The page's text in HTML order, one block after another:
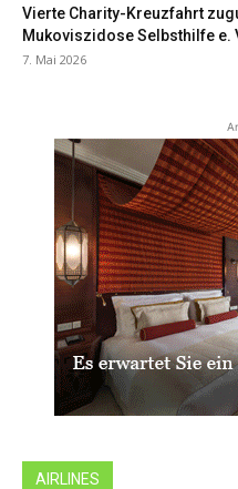
Vierte Charity-Kreuzfahrt
Mukoviszidose Selbsthilfe e.
7. Mai 2026
AIRLINES